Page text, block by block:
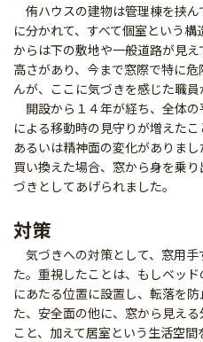
侑ハウスの建物は管理棟を挟
に分かれて、すべて個室という
からは下の敷地や一般道路が見
高さがあり、今まで窓際で特に
んが、ここに気づきを感じた職員
開設から１４年が経ち、全体
による移動時の見守りが増えたこ
あるいは精神面の変化がありま
買い換えた場合、窓から身を乗
づきとしてあげられました。
対策
気づきへの対策として、窓用
た。重視したことは、もしベッ
にあたる位置に設置し、転落を
た、安全面の他に、窓から見え
こと、加えて居室という生活空間